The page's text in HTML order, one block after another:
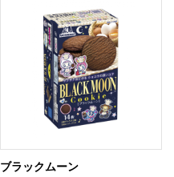
ブラックムーン